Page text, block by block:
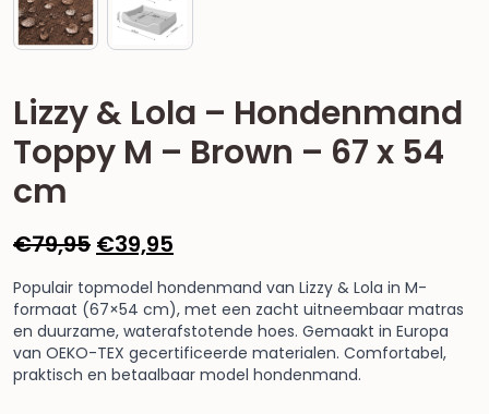
Lizzy & Lola – Hondenmand
Toppy M – Brown – 67 x 54
cm
€79,95 Oorspronkelijke
prijs
was:
€79,95.
€39,95
prijs
is:
€39,95.
Populair topmodel hondenmand van Lizzy & Lola in M-
formaat (67×54 cm), met een zacht uitneembaar matras
en duurzame, waterafstotende hoes. Gemaakt in Europa
van OEKO-TEX gecertificeerde materialen. Comfortabel,
praktisch en betaalbaar model hondenmand.